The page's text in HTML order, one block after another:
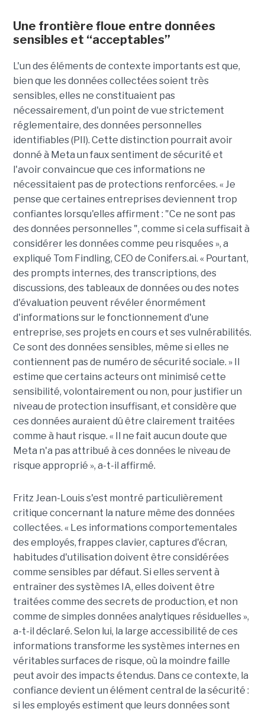
Une frontière floue entre données
sensibles et “acceptables”
L'un des éléments de contexte importants est que,
bien que les données collectées soient très
sensibles, elles ne constituaient pas
nécessairement, d'un point de vue strictement
réglementaire, des données personnelles
identifiables (PII). Cette distinction pourrait avoir
donné à Meta un faux sentiment de sécurité et
l'avoir convaincue que ces informations ne
nécessitaient pas de protections renforcées. « Je
pense que certaines entreprises deviennent trop
confiantes lorsqu'elles affirment : "Ce ne sont pas
des données personnelles ", comme si cela suffisait à
considérer les données comme peu risquées », a
expliqué Tom Findling, CEO de Conifers.ai. « Pourtant,
des prompts internes, des transcriptions, des
discussions, des tableaux de données ou des notes
d'évaluation peuvent révéler énormément
d'informations sur le fonctionnement d'une
entreprise, ses projets en cours et ses vulnérabilités.
Ce sont des données sensibles, même si elles ne
contiennent pas de numéro de sécurité sociale. » Il
estime que certains acteurs ont minimisé cette
sensibilité, volontairement ou non, pour justifier un
niveau de protection insuffisant, et considère que
ces données auraient dû être clairement traitées
comme à haut risque. « Il ne fait aucun doute que
Meta n'a pas attribué à ces données le niveau de
risque approprié », a-t-il affirmé.
Fritz Jean-Louis s'est montré particulièrement
critique concernant la nature même des données
collectées. « Les informations comportementales
des employés, frappes clavier, captures d'écran,
habitudes d'utilisation doivent être considérées
comme sensibles par défaut. Si elles servent à
entraîner des systèmes IA, elles doivent être
traitées comme des secrets de production, et non
comme de simples données analytiques résiduelles »,
a-t-il déclaré. Selon lui, la large accessibilité de ces
informations transforme les systèmes internes en
véritables surfaces de risque, où la moindre faille
peut avoir des impacts étendus. Dans ce contexte, la
confiance devient un élément central de la sécurité :
si les employés estiment que leurs données sont